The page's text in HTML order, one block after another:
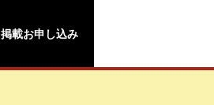
掲載お申し込み